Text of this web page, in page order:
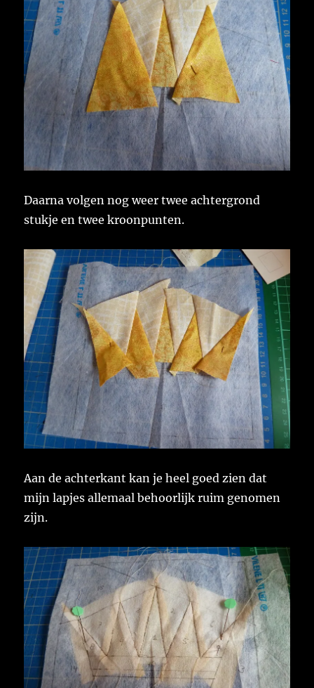
Daarna volgen nog weer twee achtergrond
stukje en twee kroonpunten.
Aan de achterkant kan je heel goed zien dat
mijn lapjes allemaal behoorlijk ruim genomen
zijn.